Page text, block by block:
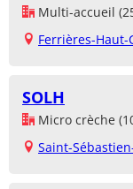
Multi-accueil
Ferrières-Haut-
SOLH
Micro crèche
Saint-